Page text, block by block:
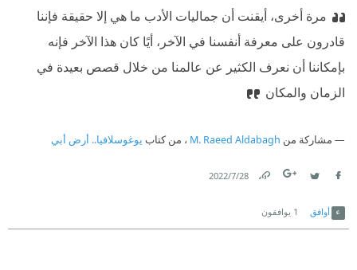
مرة أخرى، أيقنت أن جماليات الأدب ما هي إلا حقيقة فإننا
قادرون على معرفة أنفسنا في الآخر، أيًا كان هذا الآخر فإنه
بإمكاننا أن نعرف الكثير عن عالمنا من خلال قصص بعيدة في
الزمان والمكان
مشاركة من M. Raeed Aldabagh ، من كتاب يوغوسلافيا.. أرض أبي
28‏/7‏/2022
أوافق 1 يوافقون